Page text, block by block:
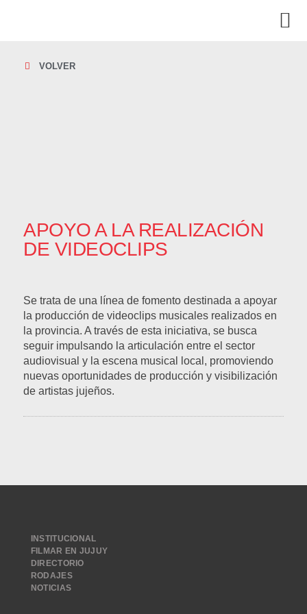
VOLVER
APOYO A LA REALIZACIÓN
DE VIDEOCLIPS
Se trata de una línea de fomento destinada a apoyar
la producción de videoclips musicales realizados en
la provincia. A través de esta iniciativa, se busca
seguir impulsando la articulación entre el sector
audiovisual y la escena musical local, promoviendo
nuevas oportunidades de producción y visibilización
de artistas jujeños.
INSTITUCIONAL
FILMAR EN JUJUY
DIRECTORIO
RODAJES
NOTICIAS